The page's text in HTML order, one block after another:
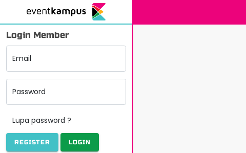
Login Member
Email
Password
Lupa password ?
REGISTER LOGIN